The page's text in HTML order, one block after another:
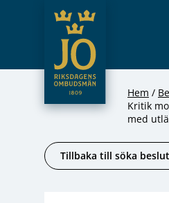
Hoppa till
JO – Riksdagens
Hem
Kritik
med
Tillbaka till söka beslut